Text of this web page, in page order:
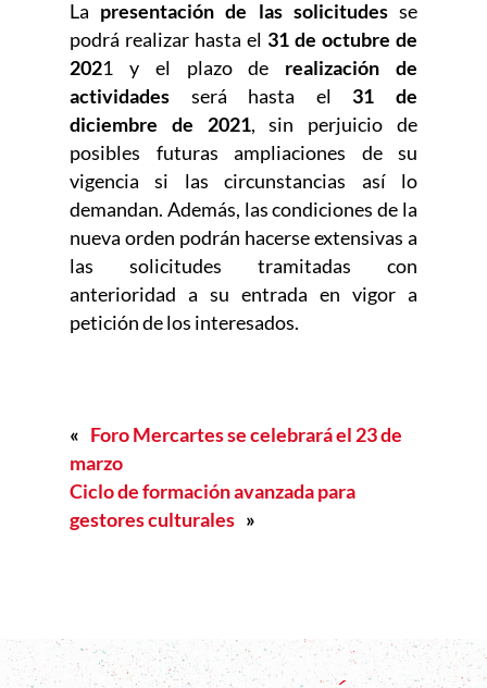
La presentación de las solicitudesse
podrá realizar hasta el 31 de octubre de
2021 y el plazo de realización de
actividades será hasta el 31 de
diciembre de 2021, sin perjuicio de
posibles futuras ampliaciones de su
vigencia si las circunstancias así lo
demandan. Además, las condiciones de la
nueva orden podrán hacerse extensivas a
las solicitudes tramitadas con
anterioridad a su entrada en vigor a
petición de los interesados.
« Foro Mercartes se celebrará el 23 de
marzo
Ciclo de formación avanzada para
gestores culturales »